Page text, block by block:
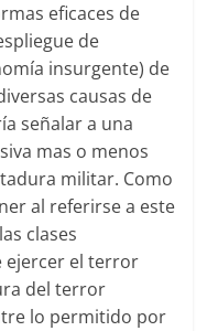
eficaces de
de
insurgente) de
causas de
señalar a una
mas o menos
militar. Como
al referirse a este
clases
ejercer el terror
del terror
lo permitido por